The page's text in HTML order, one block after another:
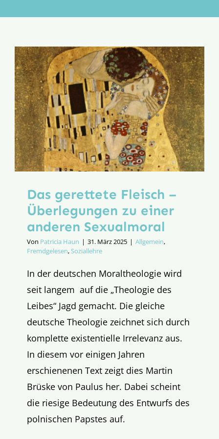
Aktion
Das gerettete Fleisch –
Überlegungen zu einer
anderen Sexualmoral
Von Patricia Haun | 31. März 2025 | Allgemein,
Fremdgelesen,Soziallehre
In der deutschen Moraltheologie wird
seit langem auf die „Theologie des
Leibes“ Jagd gemacht. Die gleiche
deutsche Theologie zeichnet sich durch
komplette existentielle Irrelevanz aus.
In diesem vor einigen Jahren
erschienenen Text zeigt dies Martin
Brüske von Paulus her. Dabei scheint
die riesige Bedeutung des Entwurfs des
polnischen Papstes auf.